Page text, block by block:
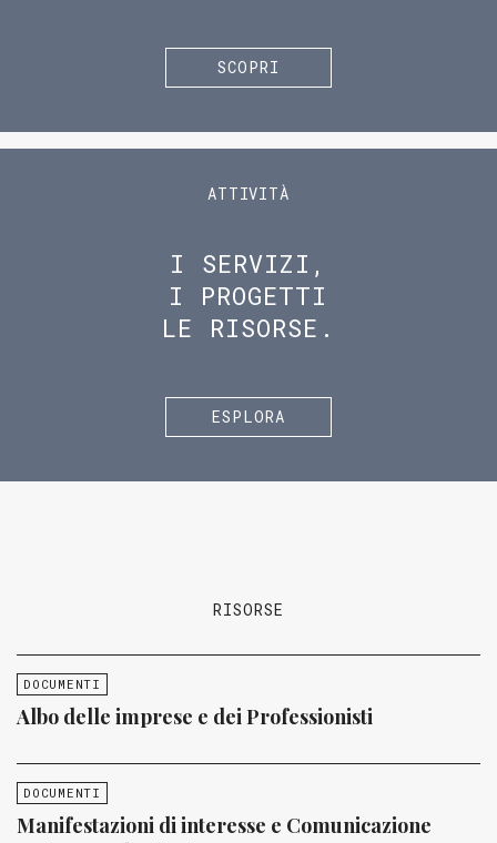
SCOPRI
ATTIVITÀ
I SERVIZI,
I PROGETTI
LE RISORSE.
ESPLORA
RISORSE
DOCUMENTI
Albo delle imprese e dei Professionisti
DOCUMENTI
Manifestazioni di interesse e Comunicazione